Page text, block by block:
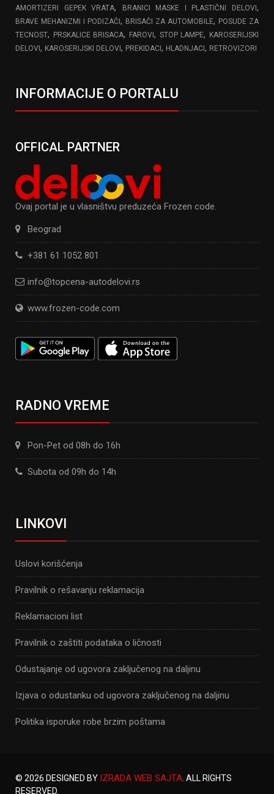
AMORTIZERI GEPEK VRATA, BRANICI MASKE I PLASTIČNI DELOVI,
BRAVE MEHANIZMI I PODIZAČI , BRISAČI ZA AUTOMOBILE, POSUDE ZA
TECNOST, PRSKALICE BRISACA, FAROVI, STOP LAMPE,
KAROSERIJSKI
DELOVI , KAROSERIJSKI DELOVI , PREKIDACI , HLADNJACI , RETROVIZORI
INFORMACIJE O PORTALU
OFFICAL PARTNER
Ovaj portal je u vlasništvu preduzeća Frozen code.
Beograd
+381 61 1052 801
info@topcena-autodelovi.rs
www.frozen-code.com
RADNO VREME
Pon-Pet od 08h do 16h
Subota od 09h do 14h
LINKOVI
Uslovi korišćenja
Pravilnik o rešavanju reklamacija
Reklamacioni list
Pravilnik o zaštiti podataka o ličnosti
Odustajanje od ugovora zaključenog na daljinu
Izjava o odustanku od ugovora zaključenog na daljinu
Politika isporuke robe brzim poštama
© 2026 DESIGNED BY IZRADA WEB SAJTA. ALL RIGHTS
RESERVED.